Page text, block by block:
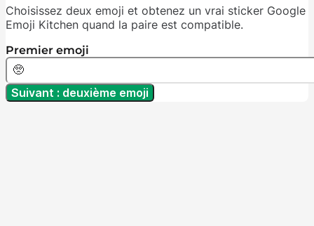
Choisissez deux emoji et obtenez un vrai sticker Google
Emoji Kitchen quand la paire est compatible.
Premier emoji
Suivant : deuxième emoji